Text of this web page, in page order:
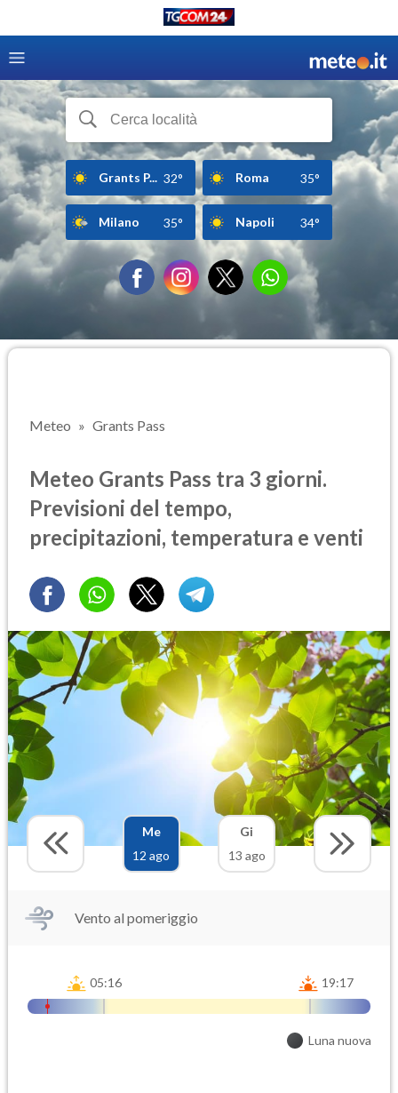
Grants P... 32° Roma 35°
Milano 35° Napoli 34°
Meteo Grants Pass
Meteo Grants Pass tra 3 giorni.
Previsioni del tempo,
precipitazioni, temperatura e venti
Me
12 ago
Gi
13 ago
Vento al pomeriggio
05:16 19:17
Luna nuova